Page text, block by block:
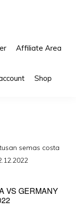
Affiliate Area
Shop
semas costa
VS GERMANY